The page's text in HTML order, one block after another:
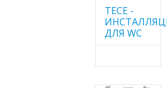
TECE -
ДЛЯ WC